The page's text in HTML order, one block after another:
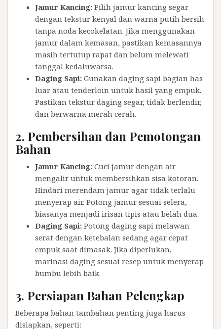
Jamur Kancing: Pilih jamur kancing segar
dengan tekstur kenyal dan warna putih bersih
tanpa noda kecokelatan. Jika menggunakan
jamur dalam kemasan, pastikan kemasannya
masih tertutup rapat dan belum melewati
tanggal kedaluwarsa.
Daging Sapi: Gunakan daging sapi bagian has
luar atau tenderloin untuk hasil yang empuk.
Pastikan tekstur daging segar, tidak berlendir,
dan berwarna merah cerah.
2. Pembersihan dan Pemotongan
Bahan
Jamur Kancing: Cuci jamur dengan air
mengalir untuk membersihkan sisa kotoran.
Hindari merendam jamur agar tidak terlalu
menyerap air. Potong jamur sesuai selera,
biasanya menjadi irisan tipis atau belah dua.
Daging Sapi: Potong daging sapi melawan
serat dengan ketebalan sedang agar cepat
empuk saat dimasak. Jika diperlukan,
marinasi daging sesuai resep untuk menyerap
bumbu lebih baik.
3. Persiapan Bahan Pelengkap
Beberapa bahan tambahan penting juga harus
disiapkan, seperti: